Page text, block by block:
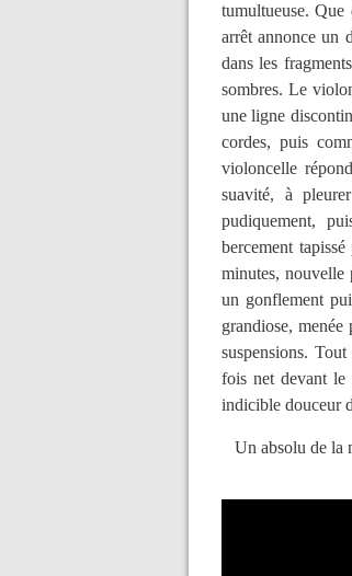
tumultueuse.
arrêt annonce un
dans les
sombres. Le
une ligne
cordes, puis
violoncelle
suavité, à
pudiquement,
bercement
minutes, nouvelle
un gonflement
grandiose,
suspensions.
fois net devant le
indicible douceur
Un absolu de la